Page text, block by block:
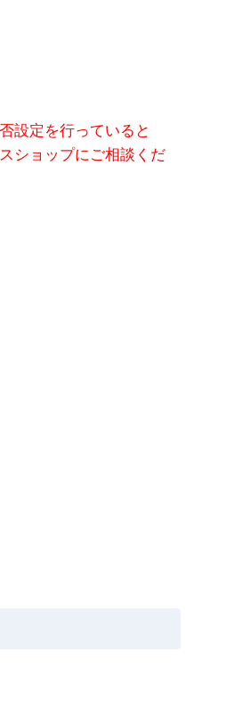
設定を行っていると
ショップにご相談くだ